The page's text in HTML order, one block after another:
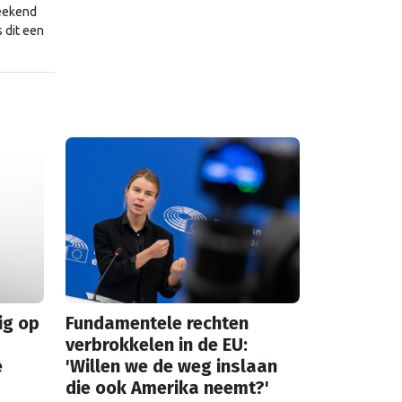
dit een
op
Fundamentele rechten
verbrokkelen in de EU:
'Willen we de weg inslaan
die ook Amerika neemt?'